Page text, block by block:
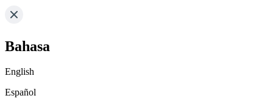
Bahasa
English
Español